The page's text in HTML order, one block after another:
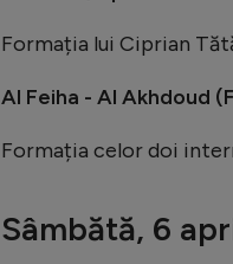
Formația lui Ciprian
Al Feiha - Al Akhdoud
Formația celor doi
Sâmbătă, 6